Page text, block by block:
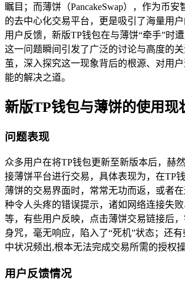
瞩目；而薄饼（PancakeSwap），作为币
的去中心化交易平台，更是吸引了海量用
用户反馈，新版TP钱包在与薄饼“牵手”时遭
这一问题瞬间引发了广泛的讨论与高度的
茧，深入探究这一现象背后的根源、对用
能的解决之道。
新版TP钱包与薄饼的使用现
问题表现
众多用户在将TP钱包更新至新版本后，赫
接薄饼平台进行交易，具体表现为，在TP
薄饼的交易界面时，常常无功而返，或者
种令人头疼的错误提示，诸如网络连接失
等，有些用户反映，点击薄饼交易链接后
身咒，毫无响应，陷入了“死机”状态；还
中状况频出,根本无法完成交易所需的授权操
用户反馈情况